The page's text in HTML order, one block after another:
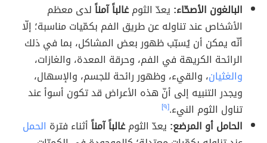
البالغون الأصحّاء: يعدّ الثومغالباً آمناًلدى معظم
الأشخاص عند تناوله عن طريق الفم بكمّيات مناسبة؛ إلّا
أنّه يمكن أن يُسبّب ظهور بعض المشاكل، بما في ذلك
الرائحة الكريهة في الفم، وحرقة المعدة، والغازات،
والغثيان، والقيء، وظهور رائحة للجسم، والإسهال،
ويجدر التنبيه إلى أنّ هذه الأعراض قد تكون أسوأ عند
تناول الثوم النيء.[٩]
الحامل أو المرضع: يعدّ الثومغالباً آمناًأثناء فترة الحمل